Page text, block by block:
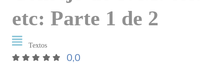
etc: Parte 1 de 2
Textos
0,0